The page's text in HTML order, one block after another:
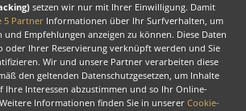
setzen wir nur mit Ihrer Einwilligung. Damit
5 Partner Informationen über Ihr Surfverhalten, um
und Empfehlungen anzeigen zu können. Diese Daten
oder Ihrer Reservierung verknüpft werden und Sie
Wir und unsere Partner verarbeiten diese
den geltenden Datenschutzgesetzen, um Inhalte
Ihre Interessen abzustimmen und so Ihr Online-
Informationen finden Sie in unserer Cookie-